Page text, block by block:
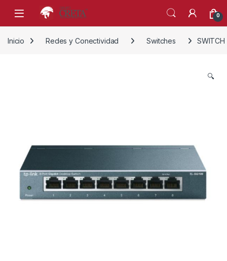
Skip to navigation
Skip to content
0
Inicio Redes y Conectividad Switches SWITCH
🔍